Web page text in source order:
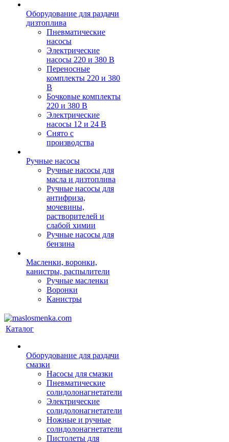
Оборудование для раздачи
дизтоплива
Пневматические
насосы
Электрические
насосы 220 и 380 В
Переносные
комплекты 220 и 380
В
Бочковые комплекты
220 и 380 В
Электрические
насосы 12 и 24 В
Снято с
производства
Ручные насосы
Ручные насосы для
масла и дизтоплива
Ручные насосы для
антифриза,
мочевины,
растворителей и
слабой химии
Ручные насосы для
бензина
Масленки, воронки,
канистры, распылители
Ручные масленки
Воронки
Канистры
Каталог
Оборудование для раздачи
смазки
Насосы для смазки
Пневматические
солидолонагнетатели
Электрические
солидолонагнетатели
Ножные и ручные
солидолонагнетатели
Пистолеты для